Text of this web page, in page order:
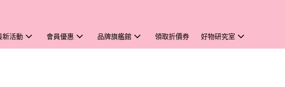
新活動 會員優惠 品牌旗艦館 領取折價券 好物研究室